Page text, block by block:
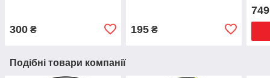
300 ₴ 195₴
749
Подібні товари компанії